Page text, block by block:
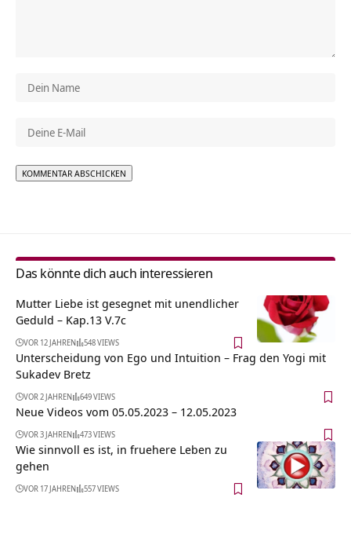
Das könnte dich auch interessieren
Mutter Liebe ist gesegnet mit unendlicher
Geduld – Kap.13 V.7c
VOR 12 JAHREN 548 VIEWS
Unterscheidung von Ego und Intuition – Frag den Yogi mit
Sukadev Bretz
VOR 2 JAHREN 649 VIEWS
Neue Videos vom 05.05.2023 – 12.05.2023
VOR 3 JAHREN 473 VIEWS
Wie sinnvoll es ist, in fruehere Leben zu
gehen
VOR 17 JAHREN 557 VIEWS